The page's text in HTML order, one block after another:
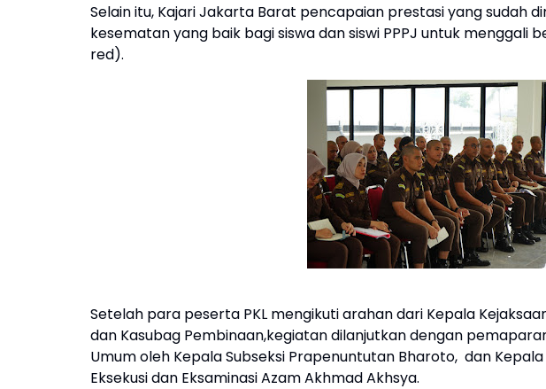
Selain itu, Kajari Jakarta Barat pencapaian prestasi yang sudah
kesematan yang baik bagi siswa dan siswi PPPJ untuk menggali
red).
Setelah para peserta PKL mengikuti arahan dari Kepala
dan Kasubag Pembinaan,kegiatan dilanjutkan dengan
Umum oleh Kepala Subseksi Prapenuntutan Bharoto, dan Kepala
Eksekusi dan Eksaminasi Azam Akhmad Akhsya.